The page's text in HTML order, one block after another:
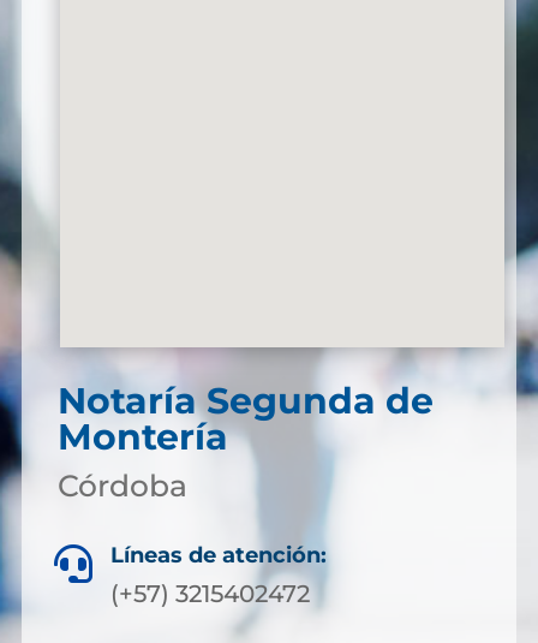
Notaría Segunda de
Montería
Córdoba
 Líneas de atención:
(+57) 3215402472